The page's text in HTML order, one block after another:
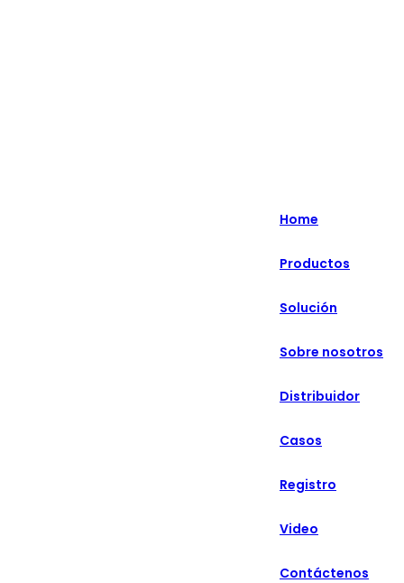
русский
Español
Home
Productos
Solución
Sobre nosotros
Distribuidor
Casos
Registro
Video
Contáctenos